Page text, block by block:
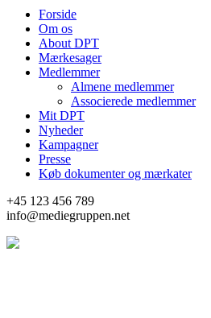
Forside
Om os
About DPT
Mærkesager
Medlemmer
Almene medlemmer
Associerede medlemmer
Mit DPT
Nyheder
Kampagner
Presse
Køb dokumenter og mærkater
+45 123 456 789
info@mediegruppen.net